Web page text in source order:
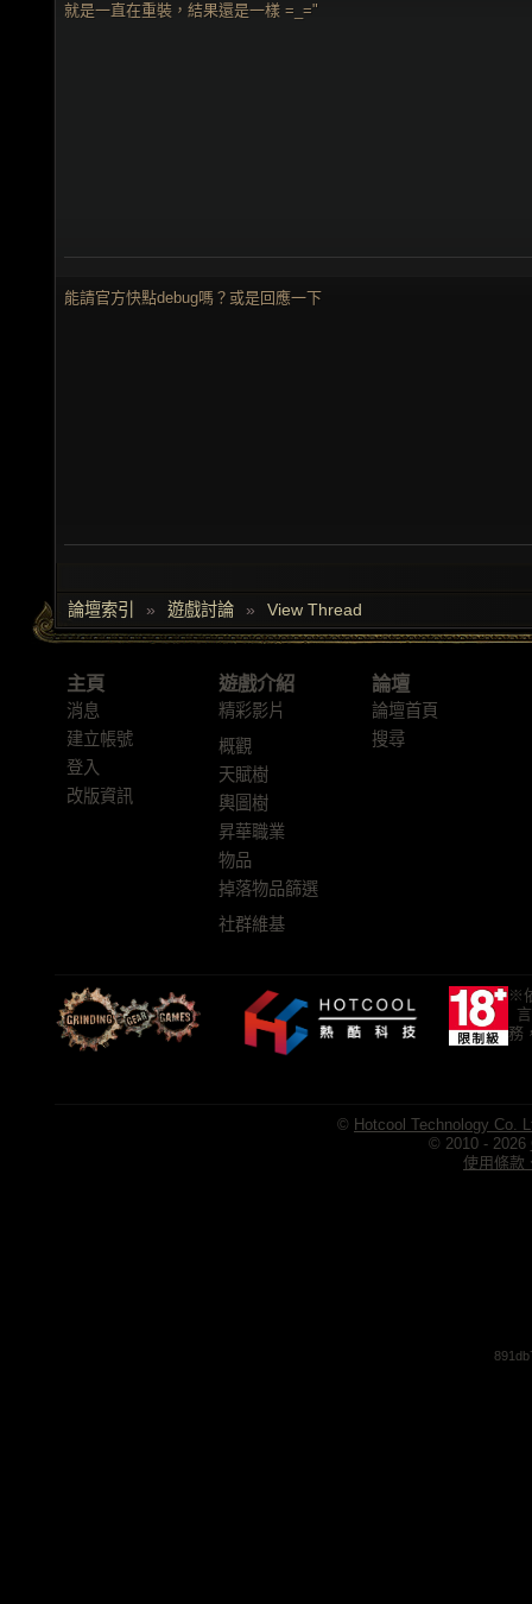
就是一直在重裝，結果還是一樣 =_="
能請官方快點debug嗎？或是回應一下
論壇索引 » 遊戲討論 » View Thread
主頁
消息
建立帳號
登入
改版資訊
遊戲介紹
精彩影片
概觀
天賦樹
輿圖樹
昇華職業
物品
掉落物品篩選
社群維基
論壇
論壇首頁
搜尋
※
務
© Hotcool Technology Co.
© 2010 - 2026
使用條款